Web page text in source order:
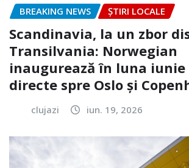
BREAKING NEWS ȘTIRI LOCALE
Scandinavia, la un zbor
Transilvania: Norwegian
inaugurează în luna
directe spre Oslo și
clujazi iun. 19, 2026